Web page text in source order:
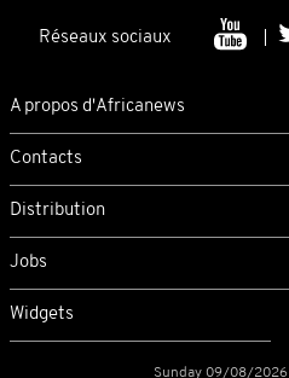
Réseaux sociaux
A propos d'Africanews
Contacts
Distribution
Jobs
Widgets
Sunday 09/08/2026